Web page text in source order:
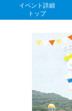
イベント詳細
トップ